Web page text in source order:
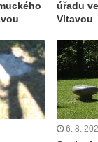
na hřbitově ve Vlčí
Ringelhana na hřbitově v
úřadu
Vltavou
6. 8.